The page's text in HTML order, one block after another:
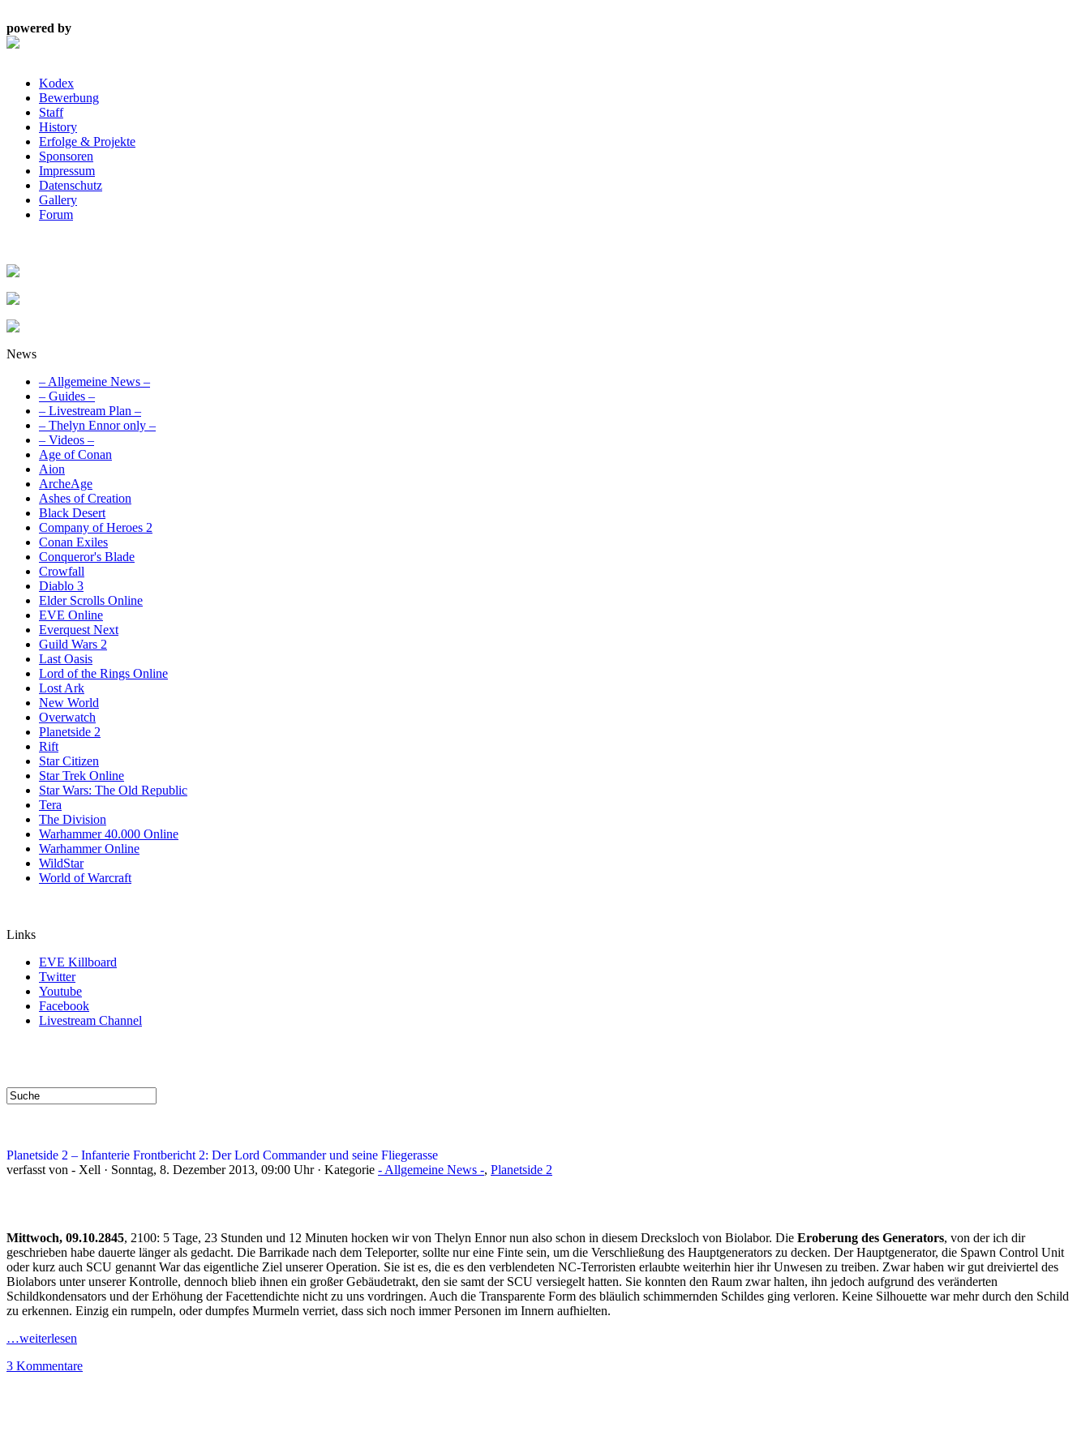
powered by
Kodex
Bewerbung
Staff
History
Erfolge & Projekte
Sponsoren
Impressum
Datenschutz
Gallery
Forum
News
– Allgemeine News –
– Guides –
– Livestream Plan –
– Thelyn Ennor only –
– Videos –
Age of Conan
Aion
ArcheAge
Ashes of Creation
Black Desert
Company of Heroes 2
Conan Exiles
Conqueror's Blade
Crowfall
Diablo 3
Elder Scrolls Online
EVE Online
Everquest Next
Guild Wars 2
Last Oasis
Lord of the Rings Online
Lost Ark
New World
Overwatch
Planetside 2
Rift
Star Citizen
Star Trek Online
Star Wars: The Old Republic
Tera
The Division
Warhammer 40.000 Online
Warhammer Online
WildStar
World of Warcraft
Links
EVE Killboard
Twitter
Youtube
Facebook
Livestream Channel
Planetside 2 – Infanterie Frontbericht 2: Der Lord Commander und seine Fliegerasse
verfasst von - Xell · Sonntag, 8. Dezember 2013, 09:00 Uhr · Kategorie - Allgemeine News -, Planetside 2
Mittwoch, 09.10.2845, 2100: 5 Tage, 23 Stunden und 12 Minuten hocken wir von Thelyn Ennor nun also schon in diesem Drecksloch von Biolabor. Die Eroberung des Generators, von der ich dir
geschrieben habe dauerte länger als gedacht. Die Barrikade nach dem Teleporter, sollte nur eine Finte sein, um die Verschließung des Hauptgenerators zu decken. Der Hauptgenerator, die Spawn Control Unit
oder kurz auch SCU genannt War das eigentliche Ziel unserer Operation. Sie ist es, die es den verblendeten NC-Terroristen erlaubte weiterhin hier ihr Unwesen zu treiben. Zwar haben wir gut dreiviertel des
Biolabors unter unserer Kontrolle, dennoch blieb ihnen ein großer Gebäudetrakt, den sie samt der SCU versiegelt hatten. Sie konnten den Raum zwar halten, ihn jedoch aufgrund des veränderten
Schildkondensators und der Erhöhung der Facettendichte nicht zu uns vordringen. Auch die Transparente Form des bläulich schimmernden Schildes ging verloren. Keine Silhouette war mehr durch den Schild
zu erkennen. Einzig ein rumpeln, oder dumpfes Murmeln verriet, dass sich noch immer Personen im Innern aufhielten.
…weiterlesen
3 Kommentare